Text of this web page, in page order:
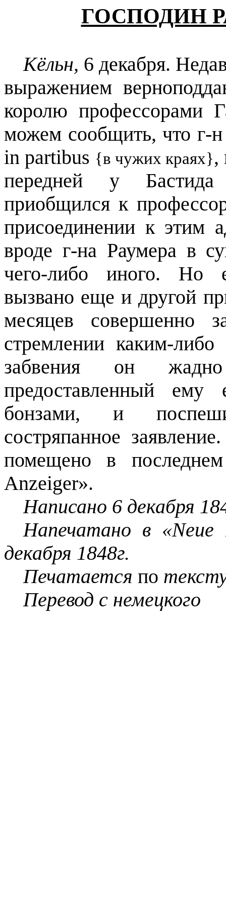
ГОСПОДИН
Кёльн, 6 декабря.
выражением
королю профессорами
можем сообщить, что г-
in partibus {в чужих краях},
передней у
приобщился к
присоединении к этим
вроде г-на Раумера в
чего-либо иного. Но
вызвано еще и другой
месяцев совершенно
стремлении каким-
забвения он
предоставленный ему
бонзами, и
состряпанное
помещено в
Anzeiger».
Написано 6 декабря
Напечатано в «Neue
декабря 1848г.
Печатается по
Перевод с немецкого